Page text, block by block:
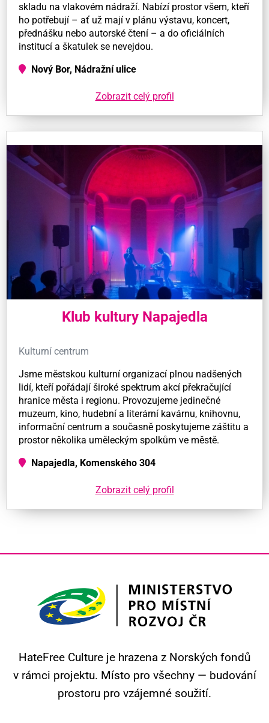
skladu na vlakovém nádraží. Nabízí prostor všem, kteří
ho potřebují – ať už mají v plánu výstavu, koncert,
přednášku nebo autorské čtení – a do oficiálních
institucí a škatulek se nevejdou.
Nový Bor, Nádražní ulice
Zobrazit celý profil
Klub kultury Napajedla
Kulturní centrum
Jsme městskou kulturní organizací plnou nadšených
lidí, kteří pořádají široké spektrum akcí překračující
hranice města i regionu. Provozujeme jedinečné
muzeum, kino, hudební a literární kavárnu, knihovnu,
informační centrum a současně poskytujeme záštitu a
prostor několika uměleckým spolkům ve městě.
Napajedla, Komenského 304
Zobrazit celý profil
HateFree Culture je hrazena z Norských fondů
v rámci projektu. Místo pro všechny — budování
prostoru pro vzájemné soužití.